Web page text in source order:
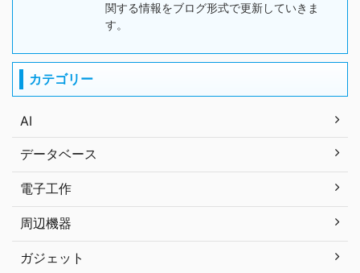
関する情報をブログ形式で更新していきま
す。
カテゴリー
AI
データベース
電子工作
周辺機器
ガジェット